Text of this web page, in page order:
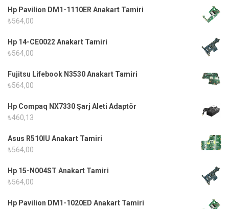
Hp Pavilion DM1-1110ER Anakart Tamiri
₺564,00
Hp 14-CE0022 Anakart Tamiri
₺564,00
Fujitsu Lifebook N3530 Anakart Tamiri
₺564,00
Hp Compaq NX7330 Şarj Aleti Adaptör
₺460,13
Asus R510IU Anakart Tamiri
₺564,00
Hp 15-N004ST Anakart Tamiri
₺564,00
Hp Pavilion DM1-1020ED Anakart Tamiri